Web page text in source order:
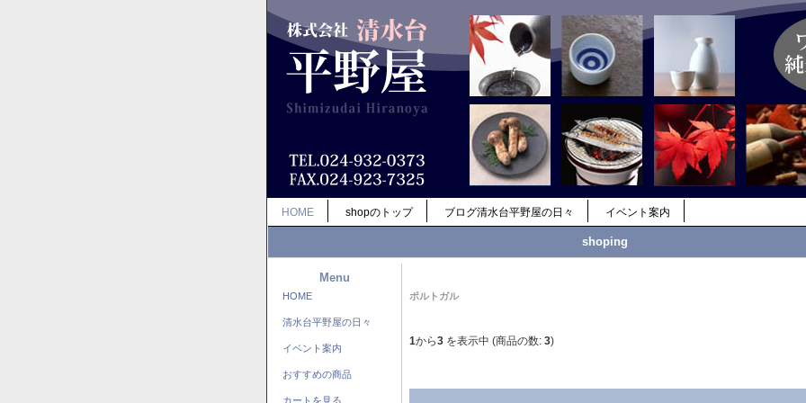
HOME shopのトップ ブログ清水台平野屋の日々 イベント案内
shoping
Menu
HOME
清水台平野屋の日々
イベント案内
おすすめの商品
カートを見る
ポルトガル
1から3 を表示中 (商品の数: 3)